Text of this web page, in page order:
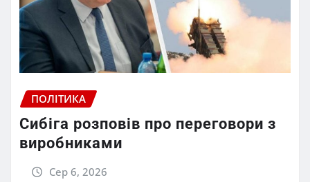
ПОЛІТИКА
Сибіга розповів про переговори з
виробниками
Сер 6, 2026